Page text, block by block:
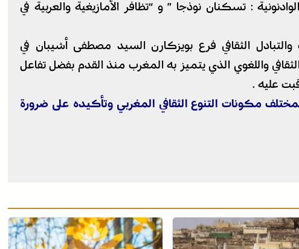
: تسكنان نوذجا ” و “تظافر الأمازيغية والعربية في
الثقافي فرع بويزكارن السيد مصطفى أشيبان في
الثقافي واللغوي الذي يتميز به المغرب منذ القدم بفضل تفاعل
عليه .
اقراره بمختلف مكونات التنوع الثقافي المغربي وتأكيده على ضرورة